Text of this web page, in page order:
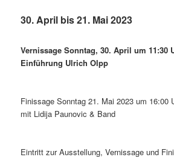
30. April bis 21. Mai 2023
Vernissage Sonntag, 30. April um 11:30
Einführung Ulrich Olpp
Finissage Sonntag 21. Mai 2023 um 16:00
mit Lidĳa Paunovic & Band
Eintritt zur Ausstellung, Vernissage und